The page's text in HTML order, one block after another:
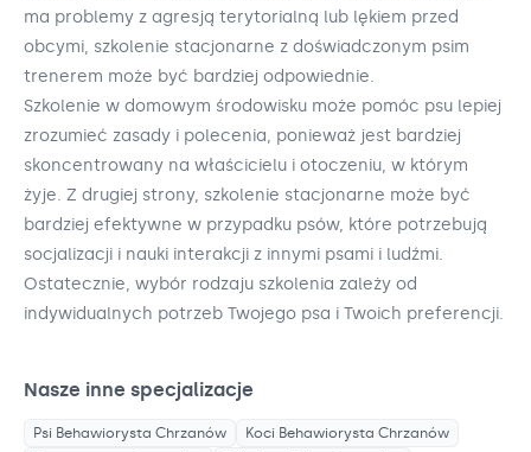
ma problemy z agresją terytorialną lub lękiem przed
obcymi, szkolenie stacjonarne z doświadczonym psim
trenerem może być bardziej odpowiednie.
Szkolenie w domowym środowisku może pomóc psu lepiej
zrozumieć zasady i polecenia, ponieważ jest bardziej
skoncentrowany na właścicielu i otoczeniu, w którym
żyje. Z drugiej strony, szkolenie stacjonarne może być
bardziej efektywne w przypadku psów, które potrzebują
socjalizacji i nauki interakcji z innymi psami i ludźmi.
Ostatecznie, wybór rodzaju szkolenia zależy od
indywidualnych potrzeb Twojego psa i Twoich preferencji.
Nasze inne specjalizacje
Psi Behawiorysta Chrzanów Koci Behawiorysta Chrzanów